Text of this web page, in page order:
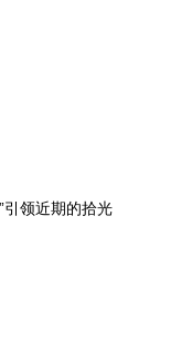
领近期的拾光